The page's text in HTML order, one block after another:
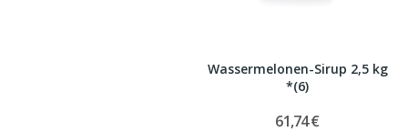
Wassermelonen-Sirup 2,5 kg
*(6)
61,74 €